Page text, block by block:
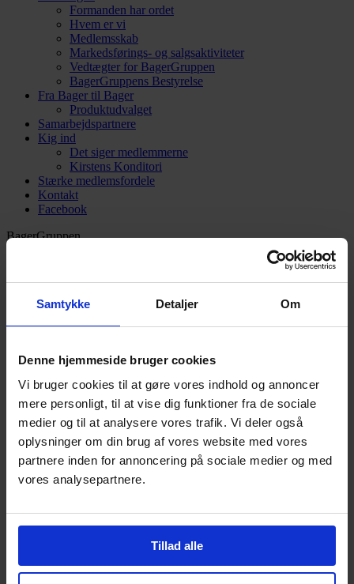
Samtykke Detaljer Om
Denne hjemmeside bruger cookies
Vi bruger cookies til at gøre vores indhold og annoncer
mere personligt, til at vise dig funktioner fra de sociale
medier og til at analysere vores trafik. Vi deler også
oplysninger om din brug af vores website med vores
partnere inden for annoncering på sociale medier og med
vores analysepartnere.
Tillad alle
Formanden har ordet
Hvem er vi
Medlemsskab
Markedsførings- og salgsaktiviteter
Vedtægter for BagerGruppen
BagerGruppens Bestyrelse
Fra Bager til Bager
Produktudvalget
Samarbejdspartnere
Kig ind
Det siger medlemmerne
Kirstens Konditori
Stærke medlemsfordele
Kontakt
Facebook
BagerGruppen
Intranet Login
Bliv Medlem
Username
Password
Remember Me
Lost your password?
Kontaktperson:*